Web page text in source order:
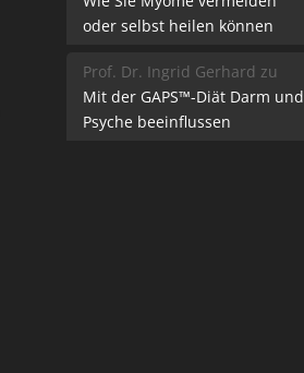
oder selbst heilen können
Prof. Dr. Ingrid Gerhard zu
Mit der GAPS™-Diät Darm und
Psyche beeinflussen